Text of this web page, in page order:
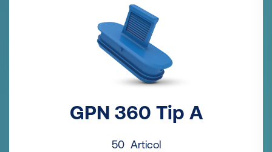
GPN 360 Tip A
50 Articol